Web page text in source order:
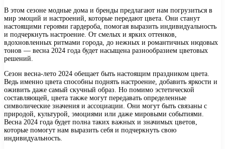
В этом сезоне модные дома и бренды предлагают нам погрузиться в
мир эмоций и настроений, которые передают цвета. Они станут
настоящими героями гардероба, помогая выразить индивидуальность
и подчеркнуть настроение. От смелых и ярких оттенков,
вдохновленных ритмами города, до нежных и романтичных нюдовых
тонов — весна 2024 года будет насыщена разнообразием цветовых
решений.
Сезон весна-лето 2024 обещает быть настоящим праздником цвета.
Ведь именно цвета способны поднять настроение, добавить яркости и
оживить даже самый скучный образ. Но помимо эстетической
составляющей, цвета также могут передавать определенные
символические значения и ассоциации. Они могут быть связаны с
природой, культурой, эмоциями или даже мировыми событиями.
Весна 2024 года будет полна таких важных и значимых цветов,
которые помогут нам выразить себя и подчеркнуть свою
индивидуальность.